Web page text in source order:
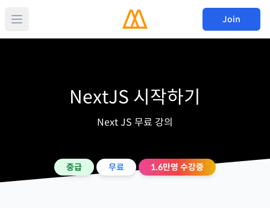
Join
NextJS 시작하기
Next JS 무료 강의
중급 무료 1.6만명 수강중